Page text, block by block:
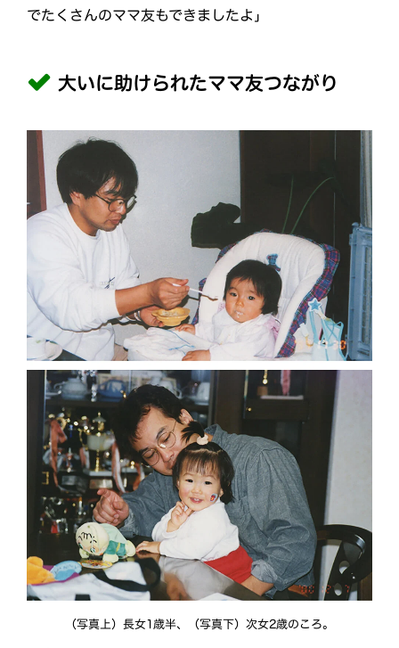
でたくさんのママ友もできましたよ」
大いに助けられたママ友つながり
（写真上）長女1歳半、（写真下）次女2歳のころ。